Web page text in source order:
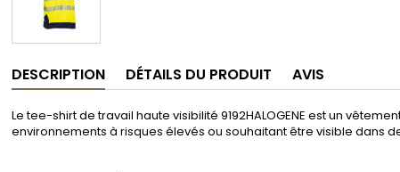
DESCRIPTION DÉTAILS DU PRODUIT AVIS
Le tee-shirt de travail haute visibilité 9192HALOGENE est un
environnements à risques élevés ou souhaitant être visible dans